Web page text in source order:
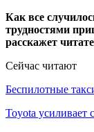
Как все
трудностями
расскажет
Сейчас читают
Беспилотные
Toyota